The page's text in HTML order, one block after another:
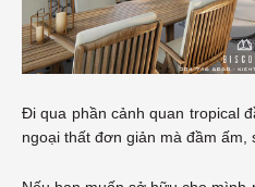
Đi qua phần cảnh quan tropical
ngoại thất đơn giản mà đầm ấm,